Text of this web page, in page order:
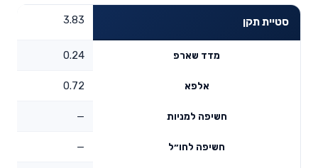
סטיית תקן 3.83
מדד שארפ 0.24
אלפא 0.72
חשיפה למניות —
חשיפה לחו״ל —